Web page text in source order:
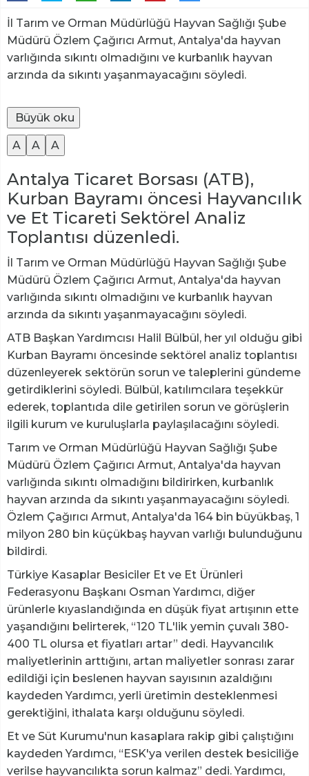
İl Tarım ve Orman Müdürlüğü Hayvan Sağlığı Şube
Müdürü Özlem Çağırıcı Armut, Antalya'da hayvan
varlığında sıkıntı olmadığını ve kurbanlık hayvan
arzında da sıkıntı yaşanmayacağını söyledi.
Büyük oku
A A A
Antalya Ticaret Borsası (ATB),
Kurban Bayramı öncesi Hayvancılık
ve Et Ticareti Sektörel Analiz
Toplantısı düzenledi.
İl Tarım ve Orman Müdürlüğü Hayvan Sağlığı Şube
Müdürü Özlem Çağırıcı Armut, Antalya'da hayvan
varlığında sıkıntı olmadığını ve kurbanlık hayvan
arzında da sıkıntı yaşanmayacağını söyledi.
ATB Başkan Yardımcısı Halil Bülbül, her yıl olduğu gibi
Kurban Bayramı öncesinde sektörel analiz toplantısı
düzenleyerek sektörün sorun ve taleplerini gündeme
getirdiklerini söyledi. Bülbül, katılımcılara teşekkür
ederek, toplantıda dile getirilen sorun ve görüşlerin
ilgili kurum ve kuruluşlarla paylaşılacağını söyledi.
Tarım ve Orman Müdürlüğü Hayvan Sağlığı Şube
Müdürü Özlem Çağırıcı Armut, Antalya'da hayvan
varlığında sıkıntı olmadığını bildirirken, kurbanlık
hayvan arzında da sıkıntı yaşanmayacağını söyledi.
Özlem Çağırıcı Armut, Antalya'da 164 bin büyükbaş, 1
milyon 280 bin küçükbaş hayvan varlığı bulunduğunu
bildirdi.
Türkiye Kasaplar Besiciler Et ve Et Ürünleri
Federasyonu Başkanı Osman Yardımcı, diğer
ürünlerle kıyaslandığında en düşük fiyat artışının ette
yaşandığını belirterek, “120 TL'lik yemin çuvalı 380-
400 TL olursa et fiyatları artar” dedi. Hayvancılık
maliyetlerinin arttığını, artan maliyetler sonrası zarar
edildiği için beslenen hayvan sayısının azaldığını
kaydeden Yardımcı, yerli üretimin desteklenmesi
gerektiğini, ithalata karşı olduğunu söyledi.
Et ve Süt Kurumu'nun kasaplara rakip gibi çalıştığını
kaydeden Yardımcı, “ESK'ya verilen destek besiciliğe
verilse hayvancılıkta sorun kalmaz” dedi. Yardımcı,